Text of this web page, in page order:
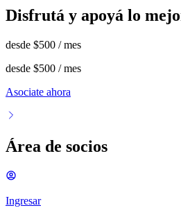
Disfrutá y apoyá lo
desde $500 / mes
desde $500 / mes
Asociate ahora
Área de socios
Ingresar